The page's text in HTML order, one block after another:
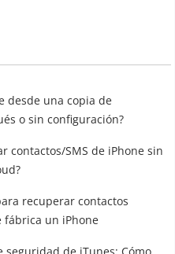
desde una copia de
o sin configuración?
contactos/SMS de iPhone sin
recuperar contactos
fábrica un iPhone